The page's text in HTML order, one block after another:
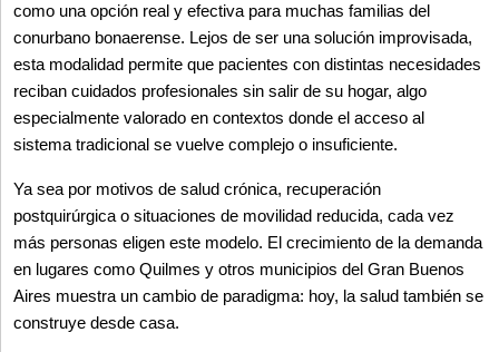
como una opción real y efectiva para muchas familias del
conurbano bonaerense. Lejos de ser una solución improvisada,
esta modalidad permite que pacientes con distintas necesidades
reciban cuidados profesionales sin salir de su hogar, algo
especialmente valorado en contextos donde el acceso al
sistema tradicional se vuelve complejo o insuficiente.
Ya sea por motivos de salud crónica, recuperación
postquirúrgica o situaciones de movilidad reducida, cada vez
más personas eligen este modelo. El crecimiento de la demanda
en lugares como Quilmes y otros municipios del Gran Buenos
Aires muestra un cambio de paradigma: hoy, la salud también se
construye desde casa.